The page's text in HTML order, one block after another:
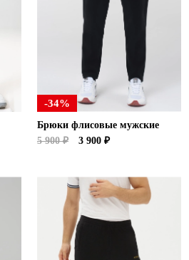
-34%
Брюки флисовые мужские
5 900 ₽
3 900 ₽